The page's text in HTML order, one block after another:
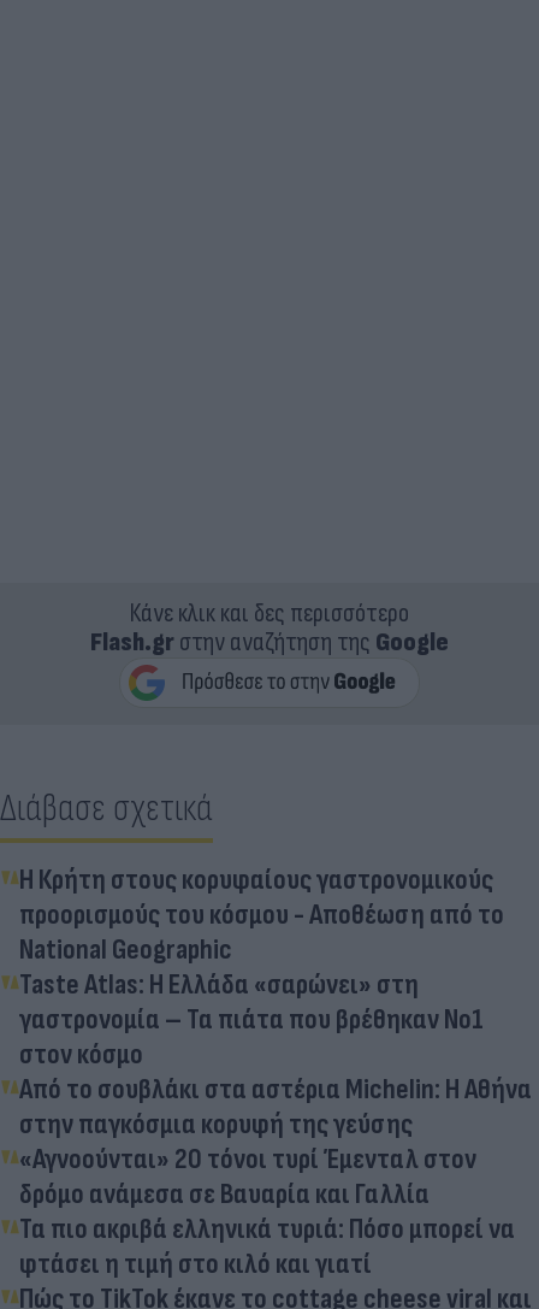
Κάνε κλικ και δες περισσότερο
Flash.grστην αναζήτηση της Google
Διάβασε σχετικά
Η Κρήτη στους κορυφαίους γαστρονομικούς
προορισμούς του κόσμου - Αποθέωση από το
National Geographic
Taste Atlas: Η Ελλάδα «σαρώνει» στη
γαστρονομία – Τα πιάτα που βρέθηκαν Νο1
στον κόσμο
Από το σουβλάκι στα αστέρια Michelin: Η Αθήνα
στην παγκόσμια κορυφή της γεύσης
«Αγνοούνται» 20 τόνοι τυρί Έμενταλ στον
δρόμο ανάμεσα σε Βαυαρία και Γαλλία
Τα πιο ακριβά ελληνικά τυριά: Πόσο μπορεί να
φτάσει η τιμή στο κιλό και γιατί
Πώς το TikTok έκανε το cottage cheese viral και